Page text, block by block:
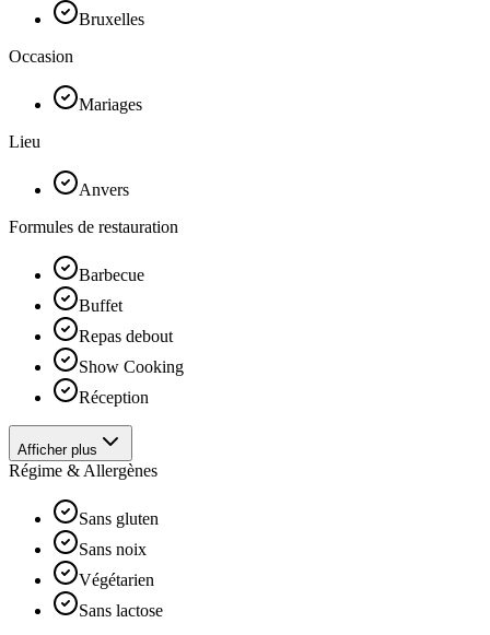
Bruxelles
Occasion
Mariages
Lieu
Anvers
Formules de restauration
Barbecue
Buffet
Repas debout
Show Cooking
Réception
Afficher plus
Régime & Allergènes
Sans gluten
Sans noix
Végétarien
Sans lactose